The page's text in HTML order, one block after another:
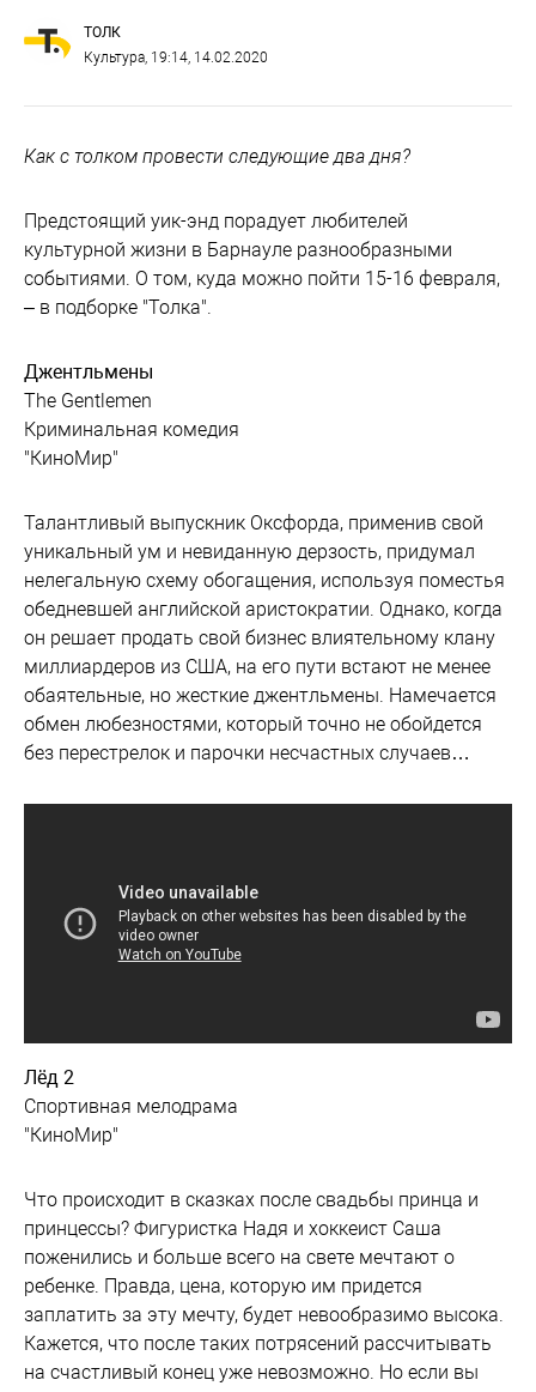
ТОЛК
Культура, 19:14, 14.02.2020
Как с толком провести следующие два дня?
Предстоящий уик-энд порадует любителей
культурной жизни в Барнауле разнообразными
событиями. О том, куда можно пойти 15-16 февраля,
– в подборке "Толка".
Джентльмены
The Gentlemen
Криминальная комедия
"КиноМир"
Талантливый выпускник Оксфорда, применив свой
уникальный ум и невиданную дерзость, придумал
нелегальную схему обогащения, используя поместья
обедневшей английской аристократии. Однако, когда
он решает продать свой бизнес влиятельному клану
миллиардеров из США, на его пути встают не менее
обаятельные, но жесткие джентльмены. Намечается
обмен любезностями, который точно не обойдется
без перестрелок и парочки несчастных случаев…
Лёд 2
Спортивная мелодрама
"КиноМир"
Что происходит в сказках после свадьбы принца и
принцессы? Фигуристка Надя и хоккеист Саша
поженились и больше всего на свете мечтают о
ребенке. Правда, цена, которую им придется
заплатить за эту мечту, будет невообразимо высока.
Кажется, что после таких потрясений рассчитывать
на счастливый конец уже невозможно. Но если вы